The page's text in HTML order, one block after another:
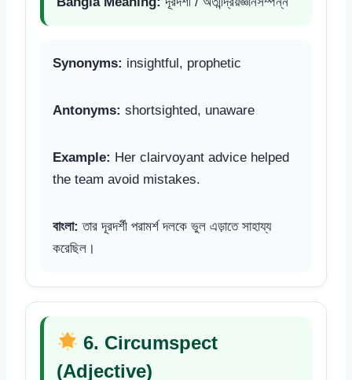
Synonyms: insightful, prophetic
Antonyms: shortsighted, unaware
Example: Her clairvoyant advice helped
the team avoid mistakes.
বাংলা: তার দূরদর্শী পরামর্শ দলকে ভুল এড়াতে সাহায্য
করেছিল।
6. Circumspect
(Adjective)